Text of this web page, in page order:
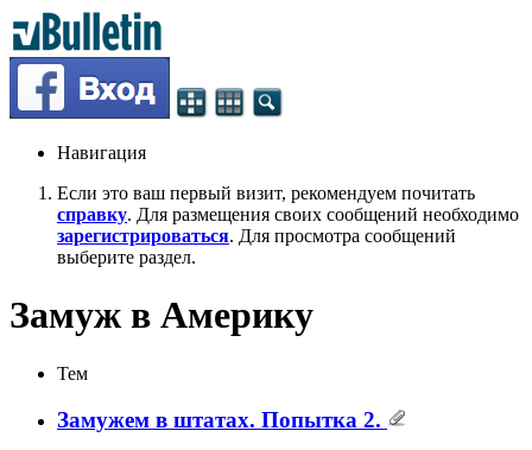
Навигация
Если это ваш первый визит, рекомендуем почитать
справку. Для размещения своих сообщений необходимо
зарегистрироваться. Для просмотра сообщений
выберите раздел.
Замуж в Америку
Тем
Замужем в штатах. Попытка 2.